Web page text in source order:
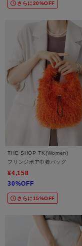
さらに20%OFF
THE SHOP TK(Women)
フリンジボア巾着バッグ
¥4,158
30%OFF
さらに15%OFF